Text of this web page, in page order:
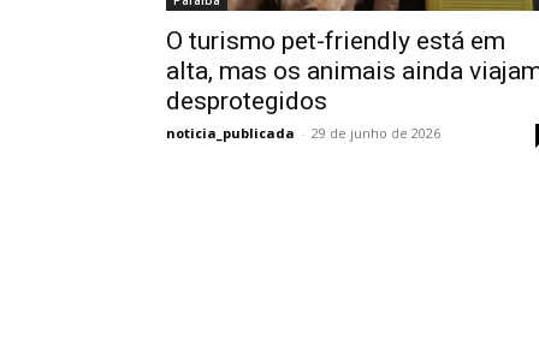
O turismo pet-friendly está em
alta, mas os animais ainda
desprotegidos
noticia_publicada - 29 de junho de 2026